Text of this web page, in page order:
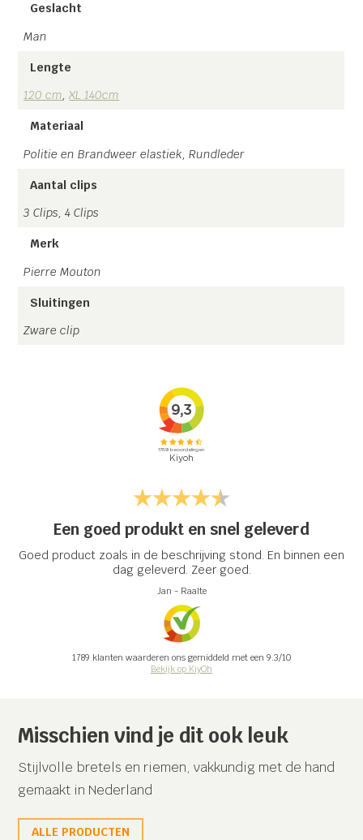
Geslacht
Man
Lengte
120 cm,XL 140cm
Materiaal
Politie en Brandweer elastiek, Rundleder
Aantal clips
3 Clips, 4 Clips
Merk
Pierre Mouton
Sluitingen
Zware clip
Een goed produkt en snel geleverd
Goed product zoals in de beschrijving stond. En binnen een
dag geleverd. Zeer goed.
Jan - Raalte
1789 klanten waarderen ons gemiddeld met een 9.3/10
Bekijk op KiyOh
Misschien vind je dit ook leuk
Stijlvolle bretels en riemen, vakkundig met de hand
gemaakt in Nederland
ALLE PRODUCTEN